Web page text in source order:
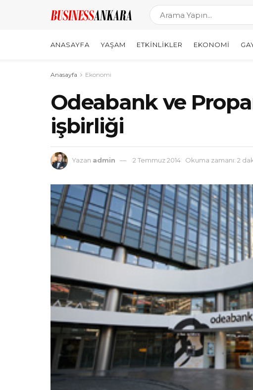
ANASAYFA YAŞAM ETKINLIKLER EKONOMI
Anasayfa Ekonomi
Odeabank ve
işbirliği
Yazan admin 2 Temmuz 2014 Okuma zamanı: 2